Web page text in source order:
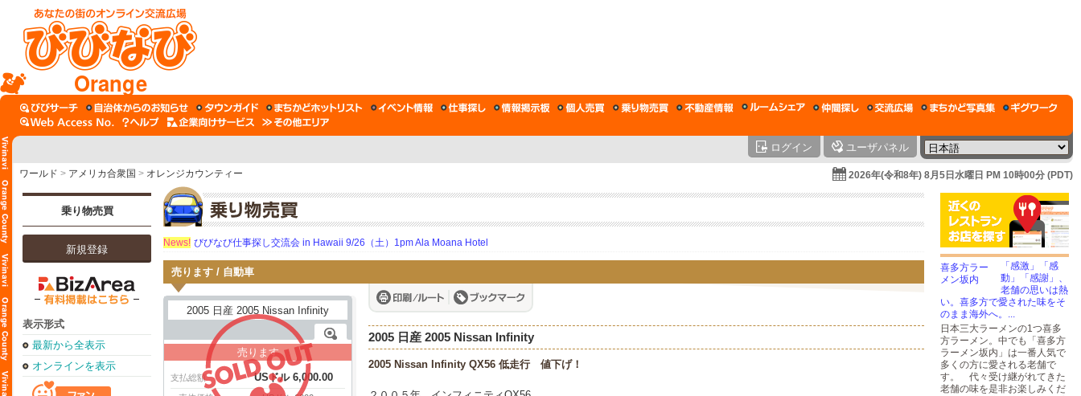
Orange
ログイン ユーザパネル
ワールド > アメリカ合衆国 > オレンジカウンティー 2026年(令和8年) 8月5日水曜日 PM 10時00分 (PDT)
乗り物売買
新規登録
表示形式
最新から全表示
オンラインを表示
News! びびなび仕事探し交流会 in Hawaii 9/26（土）1pm Ala Moana Hotel
売ります / 自動車
売ります
支払総額 USドル 6,000.00
2005 日産 2005 Nissan Infinity
2005 Nissan Infinity QX56 低走行 値下げ！
「感激」「感
動」「感謝」、
老舗の思いは熱
い。喜多方で愛された味をそ
のまま海外へ。...
日本三大ラーメンの1つ喜多
方ラーメン。中でも「喜多方
ラーメン坂内」は一番人気で
多くの方に愛される老舗で
す。 代々受け継がれてきた
老舗の味を是非お楽しみくだ